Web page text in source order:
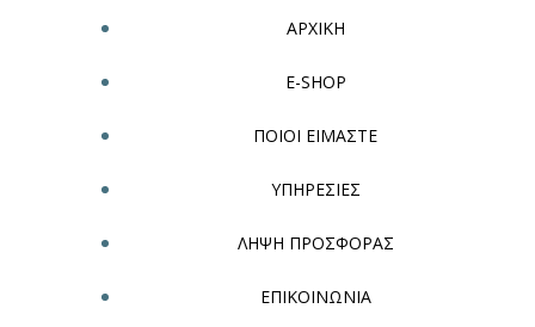
ΑΡΧΙΚΗ
E-SHOP
ΠΟΙΟΙ ΕΙΜΑΣΤΕ
ΥΠΗΡΕΣΙΕΣ
ΛΗΨΗ ΠΡΟΣΦΟΡΑΣ
ΕΠΙΚΟΙΝΩΝΙΑ